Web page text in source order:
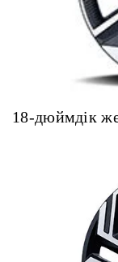
18-дюймдік